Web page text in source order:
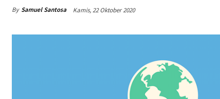
By Samuel Santosa Kamis, 22 Oktober 2020